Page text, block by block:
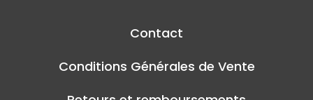
Contact
Conditions Générales de Vente